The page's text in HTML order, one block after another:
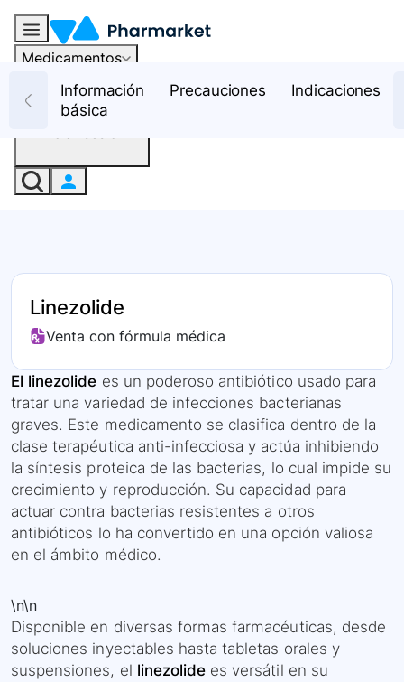
Medicamentos
RecursosInformación
básica
Precauciones Indicaciones
Linezolide
Venta con fórmula médica
El linezolide es un poderoso antibiótico usado para
tratar una variedad de infecciones bacterianas
graves. Este medicamento se clasifica dentro de la
clase terapéutica anti-infecciosa y actúa inhibiendo
la síntesis proteica de las bacterias, lo cual impide su
crecimiento y reproducción. Su capacidad para
actuar contra bacterias resistentes a otros
antibióticos lo ha convertido en una opción valiosa
en el ámbito médico.
\n\n
Disponible en diversas formas farmacéuticas, desde
soluciones inyectables hasta tabletas orales y
suspensiones, el linezolide es versátil en su